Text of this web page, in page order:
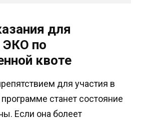
для
ЭКО по
квоте
для участия в
станет состояние
Если она болеет